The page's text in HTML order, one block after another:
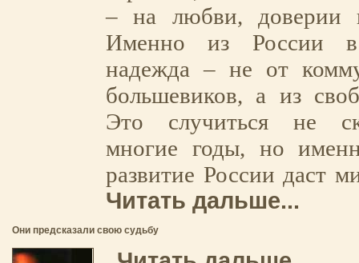
– на любви, доверии
Именно из России
надежда – не от
большевиков, а из
Это случиться не
многие годы, но
развитие России даст
Читать дальше...
Они предсказали свою судьбу